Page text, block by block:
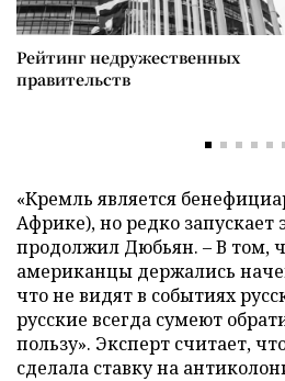
Рейтинг недружественных
правительств
«Кремль является
Африке), но редко запускает
продолжил Дюбьян. – В том,
американцы держались
что не видят в событиях
русские всегда сумеют
пользу». Эксперт считает,
сделала ставку на